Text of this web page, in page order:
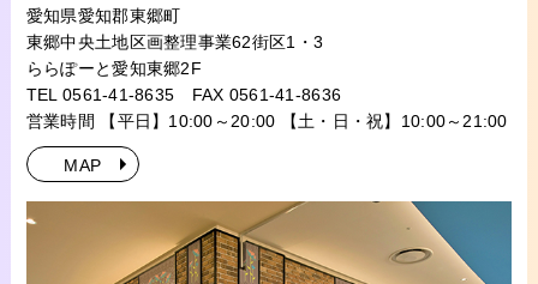
愛知県愛知郡東郷町
東郷中央土地区画整理事業62街区1・3
ららぽーと愛知東郷2F
TEL 0561-41-8635 FAX 0561-41-8636
営業時間 【平日】10:00～20:00 【土・日・祝】10:00～21:00
MAP